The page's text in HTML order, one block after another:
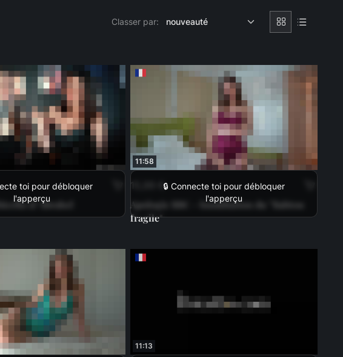
Classer par:
toi pour débloquer
l'apperçu
& Abrahel
11:58
🔒 Connecte toi pour débloquer
l'apperçu
15,99 €
Apologie BBC - humiliation du "Babtou
fragile"
11:13